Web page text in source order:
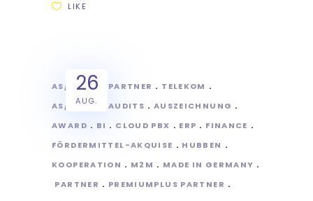
LIKE
26
AUG.
AS/POINT PARTNER
TELEKOM
AS/POINT
AUDITS
AUSZEICHNUNG
AWARD
BI CLOUD PBX ERP
FINANCE
FÖRDERMITTEL-AKQUISE
HUBBEN
KOOPERATION
M2M
MADE IN GERMANY
PARTNER
PREMIUMPLUS PARTNER